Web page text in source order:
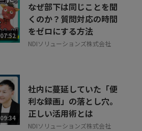
07:52
なぜ部下は同じことを聞
くのか？質問対応の時間
をゼロにする方法
NDIソリューションズ株式会社
09:34
社内に蔓延していた「便
利な録画」の落とし穴。
正しい活用術とは
NDIソリューションズ株式会社